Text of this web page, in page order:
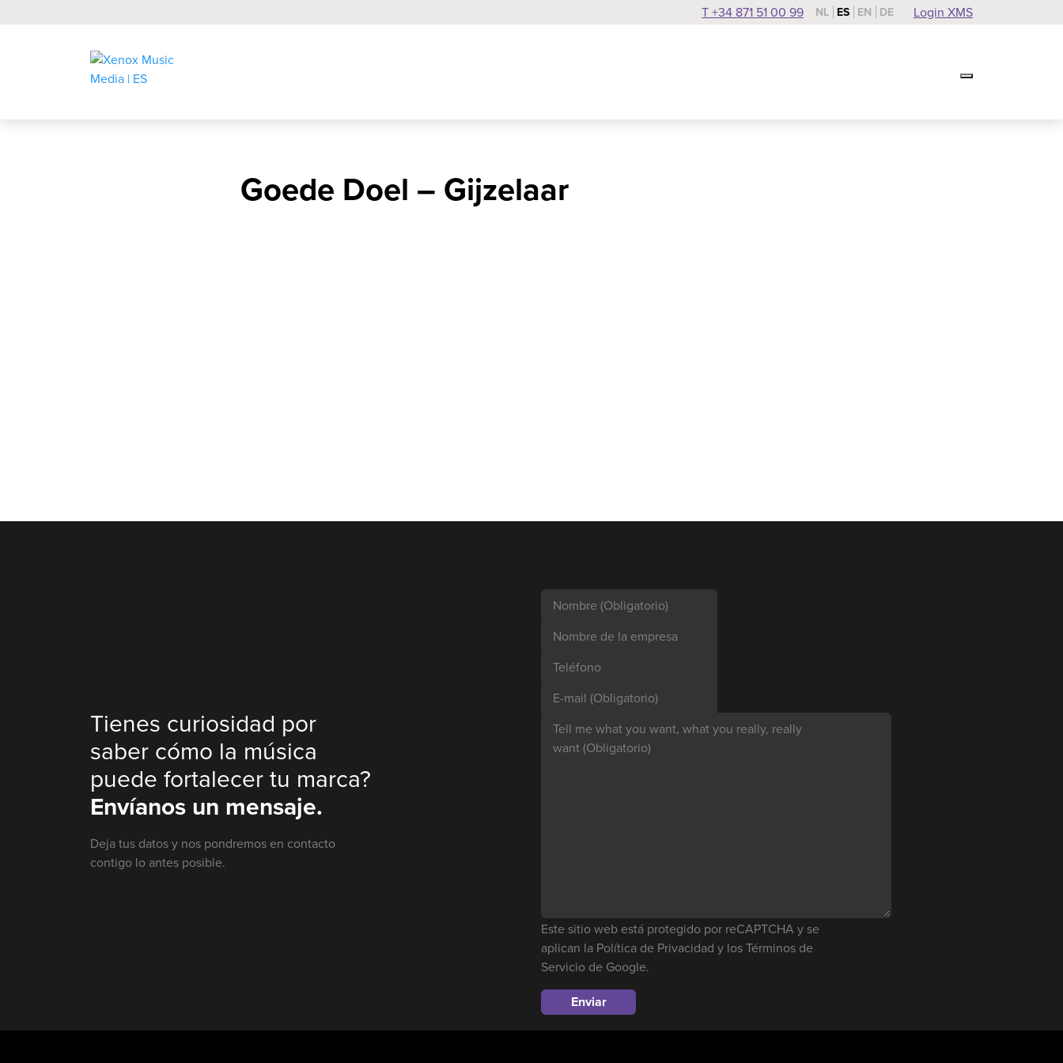
T +34 871 51 00 99 NL ES EN DE Login XMS
Goede Doel – Gijzelaar
Tienes curiosidad por
saber cómo la música
puede fortalecer tu marca?
Envíanos un mensaje.
Deja tus datos y nos pondremos en contacto
contigo lo antes posible.
Nombre (Obligatorio)
Nombre de la empresa
Teléfono
E-mail (Obligatorio)
Tell me what you want, what you really, really
want (Obligatorio)
Este sitio web está protegido por reCAPTCHA y se
aplican la Política de Privacidad y losTérminos de
Servicio de Google.